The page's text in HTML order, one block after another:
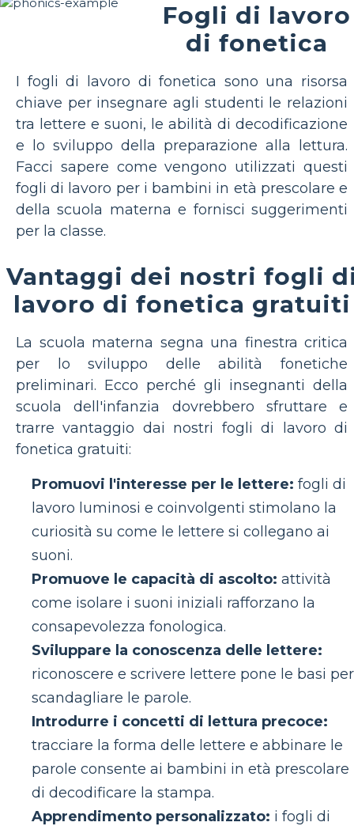
Fogli di lavoro
di fonetica
I fogli di lavoro di fonetica sono una risorsa
chiave per insegnare agli studenti le relazioni
tra lettere e suoni, le abilità di decodificazione
e lo sviluppo della preparazione alla lettura.
Facci sapere come vengono utilizzati questi
fogli di lavoro per i bambini in età prescolare e
della scuola materna e fornisci suggerimenti
per la classe.
Vantaggi dei nostri fogli
lavoro di fonetica gratuiti
La scuola materna segna una finestra critica
per lo sviluppo delle abilità fonetiche
preliminari. Ecco perché gli insegnanti della
scuola dell'infanzia dovrebbero sfruttare e
trarre vantaggio dai nostri fogli di lavoro di
fonetica gratuiti:
Promuovi l'interesse per le lettere: fogli di
lavoro luminosi e coinvolgenti stimolano la
curiosità su come le lettere si collegano ai
suoni.
Promuove le capacità di ascolto: attività
come isolare i suoni iniziali rafforzano la
consapevolezza fonologica.
Sviluppare la conoscenza delle lettere:
riconoscere e scrivere lettere pone le basi per
scandagliare le parole.
Introdurre i concetti di lettura precoce:
tracciare la forma delle lettere e abbinare le
parole consente ai bambini in età prescolare
di decodificare la stampa.
Apprendimento personalizzato: i fogli di